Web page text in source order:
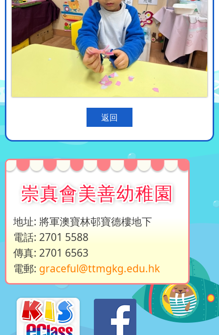
返回
崇真會美善幼稚園
地址: 將軍澳寶林邨寶德樓地下
電話: 2701 5588
傳真: 2701 6563
電郵: graceful@ttmgkg.edu.hk